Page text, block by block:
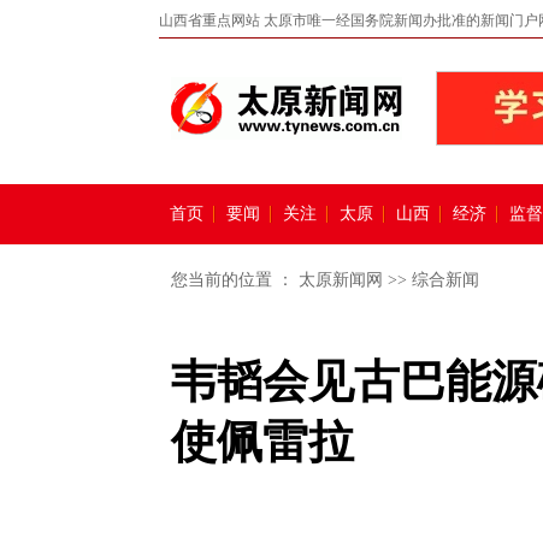
山西省重点网站 太原市唯一经国务院新闻办批准的新闻门户
首页 要闻 关注 太原 山西 经济 监督
您当前的位置 ： 太原新闻网 >> 综合新闻
韦韬会见古巴能
使佩雷拉